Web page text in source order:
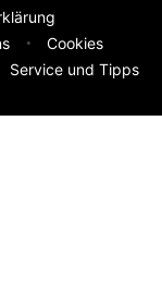
Cookies
Service und Tipps